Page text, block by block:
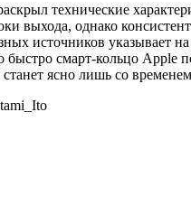
технические
выхода, однако
источников указывает на
быстро смарт-кольцо Apple
ясно лишь со